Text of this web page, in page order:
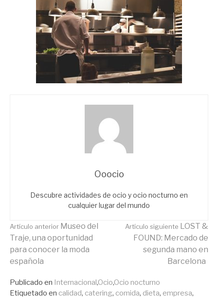
Ooocio
Descubre actividades de ocio y ocio nocturno en
cualquier lugar del mundo
Seguir
leyendo
Artículo anterior Museo del
Traje, una oportunidad
para conocer la moda
española
Artículo siguiente LOST &
FOUND: Mercado de
segunda mano en
Barcelona
Publicado en Internacional,Ocio,Ocio nocturno
Etiquetado en calidad, catering, comida, dieta, empresa,